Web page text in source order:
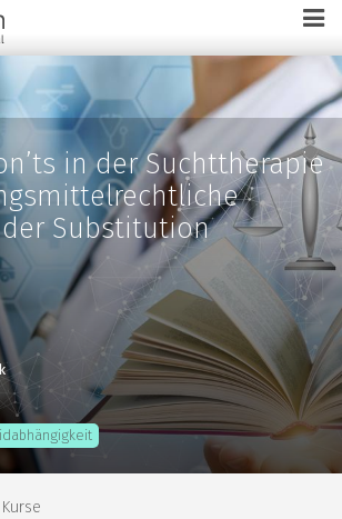
in der Suchttherapie
Substitution